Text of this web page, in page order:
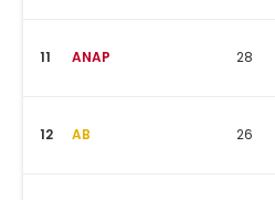
11 ANAP 28
12 AB 26